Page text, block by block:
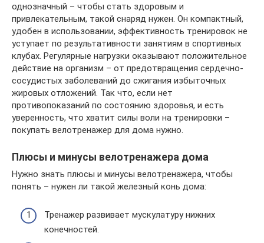
однозначный – чтобы стать здоровым и
привлекательным, такой снаряд нужен. Он компактный,
удобен в использовании, эффективность тренировок не
уступает по результативности занятиям в спортивных
клубах. Регулярные нагрузки оказывают положительное
действие на организм – от предотвращения сердечно-
сосудистых заболеваний до сжигания избыточных
жировых отложений. Так что, если нет
противопоказаний по состоянию здоровья, и есть
уверенность, что хватит силы воли на тренировки –
покупать велотренажер для дома нужно.
Плюсы и минусы велотренажера дома
Нужно знать плюсы и минусы велотренажера, чтобы
понять – нужен ли такой железный конь дома:
Тренажер развивает мускулатуру нижних
конечностей.